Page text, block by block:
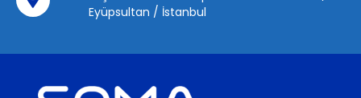
Eyüpsultan / İstanbul